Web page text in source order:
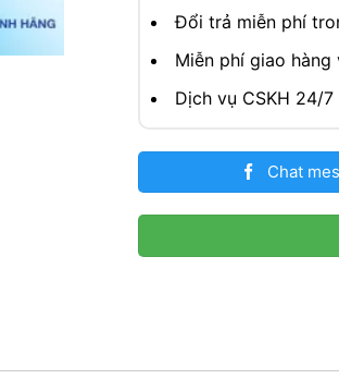
Đổi trả miễn phí
Miễn phí giao hàng
Dịch vụ CSKH 24/7
Chat